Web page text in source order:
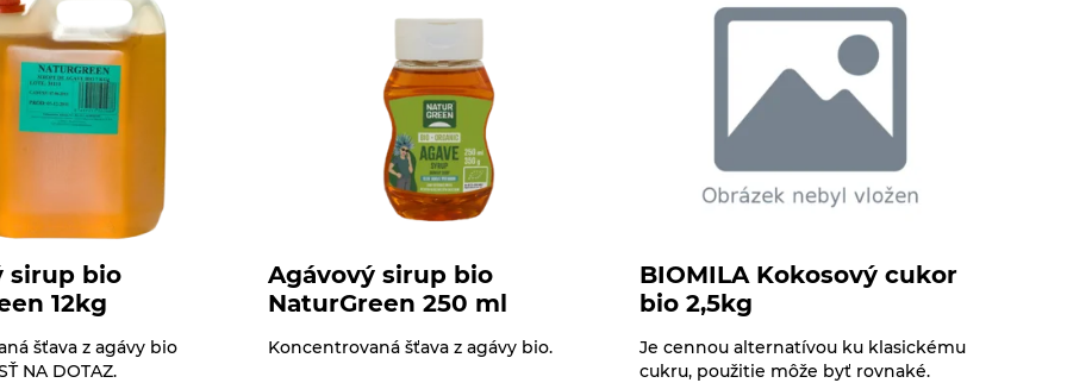
sirup bio
12kg
šťava z agávy bio
NA DOTAZ.
Agávový sirup bio
NaturGreen 250 ml
Koncentrovaná šťava z agávy bio.
BIOMILA Kokosový cukor
bio 2,5kg
Je cennou alternatívou ku klasickému
cukru, použitie môže byť rovnaké.